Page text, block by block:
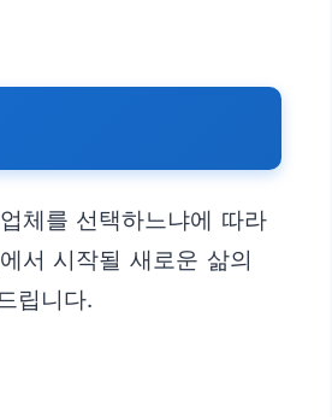
체를 선택하느냐에 따라
서 시작될 새로운 삶의
립니다.